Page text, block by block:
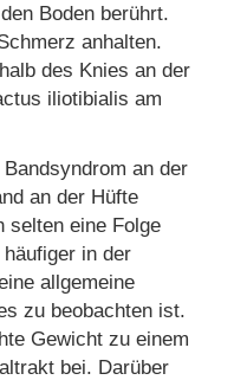
Boden berührt.
anhalten.
des Knies an der
iliotibialis am
an der
an der Hüfte
selten eine Folge
in der
allgemeine
zu beobachten ist.
Gewicht zu einem
bei. Darüber